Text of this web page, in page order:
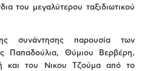
του μεγαλύτερου ταξιδιωτικού
συνάντησης παρουσία των
Παπαδούλια, Θύμιου Βερβέρη,
και του Νικου Τζούμα από το